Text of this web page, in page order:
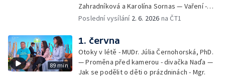
Zahradníková a Karolína Sornas — Vaření -
jahody - Simona Machurová — Letní sporty -
— Batohy do školy i na prázdniny - Mirka
Belhová — Pramen - Ivan Ostrochovský
Poslední vysílání 2. 6. 2026 na ČT1
89 min
1. června
Otoky v létě - MUDr. Júlia Černohorská, PhD.
— Proměna před kamerou - divačka Naďa —
Jak se podělit o děti o prázdninách - Mgr.